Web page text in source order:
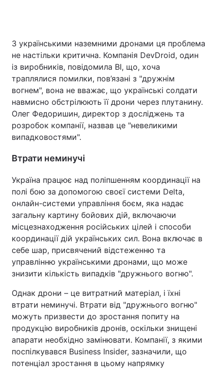
З українськими наземними дронами ця проблема
не настільки критична. Компанія DevDroid, один
із виробників, повідомила BI, що, хоча
траплялися помилки, пов’язані з "дружнім
вогнем", вона не вважає, що українські солдати
навмисно обстрілюють її дрони через плутанину.
Олег Федоришин, директор з досліджень та
розробок компанії, назвав це "невеликими
випадковостями".
Втрати неминучі
Україна працює над поліпшенням координації на
полі бою за допомогою своєї системи Delta,
онлайн-системи управління боєм, яка надає
загальну картину бойових дій, включаючи
місцезнаходження російських цілей і способи
координації дій українських сил. Вона включає в
себе шар, присвячений відстеженню та
управлінню українськими дронами, що може
знизити кількість випадків "дружнього вогню".
Однак дрони – це витратний матеріал, і їхні
втрати неминучі. Втрати від "дружнього вогню"
можуть призвести до зростання попиту на
продукцію виробників дронів, оскільки знищені
апарати необхідно замінювати. Компанії, з якими
поспілкувався Business Insider, зазначили, що
потенціал зростання в цьому напрямку